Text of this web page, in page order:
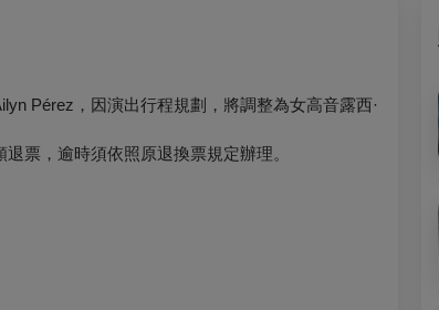
Pérez，因演出行程規劃，將調整為女高音露西·
票，逾時須依照原退換票規定辦理。